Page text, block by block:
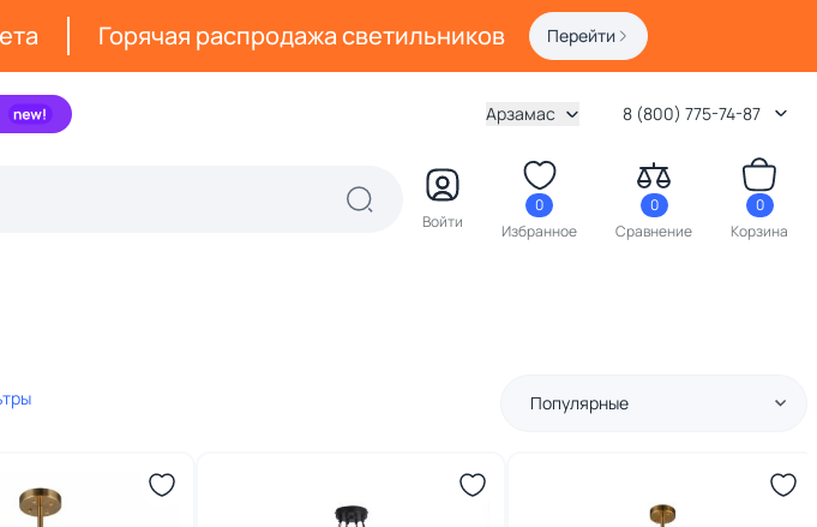
Горячая распродажа светильников Перейти
Арзамас 8 (800) 775-74-87
Войти
0
Избранное
0
Сравнение
0
Корзина
Популярные